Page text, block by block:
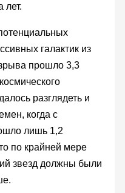
лет.
галактик из
прошло 3,3
разглядеть и
когда с
лишь 1,2
по крайней мере
звезд должны были